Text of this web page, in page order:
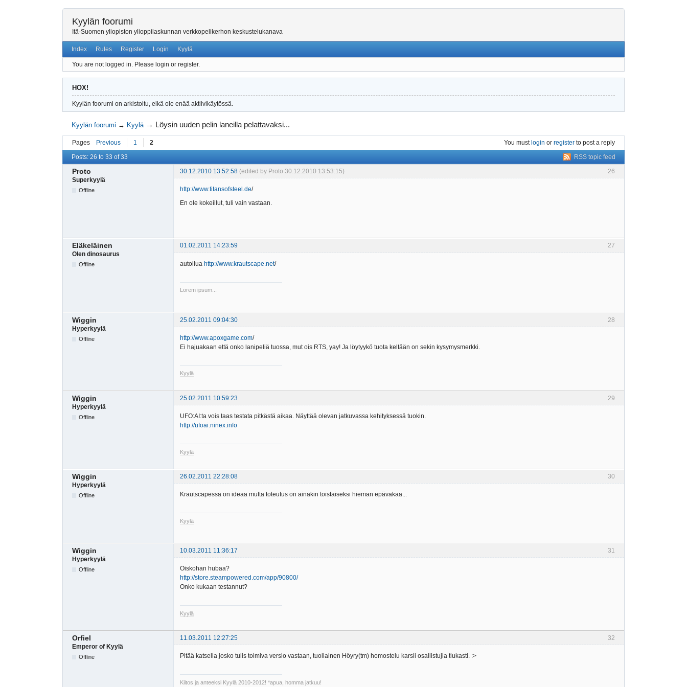
Kyylän foorumi
Itä-Suomen yliopiston ylioppilaskunnan verkkopelikerhon keskustelukanava
Index Rules Register Login Kyylä
You are not logged in. Please login or register.
HOX!
Kyylän foorumi on arkistoitu, eikä ole enää aktiivikäytössä.
Kyylän foorumi → Kyylä → Löysin uuden pelin laneilla pelattavaksi...
Pages Previous 1 2 You must login or register to post a reply
RSS topic feed
Posts: 26 to 33 of 33
26
Proto 30.12.2010 13:52:58 (edited by Proto 30.12.2010 13:53:15)
Superkyylä
Offline http://www.titansofsteel.de/
En ole kokeillut, tuli vain vastaan.
27
Eläkeläinen
01.02.2011 14:23:59
Olen dinosaurus
Offline autoilua http://www.krautscape.net/
Lorem ipsum...
28
Wiggin
25.02.2011 09:04:30
Hyperkyylä
Offline http://www.apoxgame.com/
Ei hajuakaan että onko lanipeliä tuossa, mut ois RTS, yay! Ja löytyykö tuota keltään on sekin kysymysmerkki.
Kyylä
29
Wiggin
25.02.2011 10:59:23
Hyperkyylä
Offline
UFO:AI:ta vois taas testata pitkästä aikaa. Näyttää olevan jatkuvassa kehityksessä tuokin.
http://ufoai.ninex.info
Kyylä
30
Wiggin
26.02.2011 22:28:08
Hyperkyylä
Offline Krautscapessa on ideaa mutta toteutus on ainakin toistaiseksi hieman epävakaa...
Kyylä
31
Wiggin
10.03.2011 11:36:17
Hyperkyylä
Offline
Oiskohan hubaa?
http://store.steampowered.com/app/90800/
Onko kukaan testannut?
Kyylä
32
Orfiel
11.03.2011 12:27:25
Emperor of Kyylä
Offline Pitää katsella josko tulis toimiva versio vastaan, tuollainen Höyry(tm) homostelu karsii osallistujia tiukasti. :>
Kiitos ja anteeksi Kyylä 2010-2012! *apua, homma jatkuu!